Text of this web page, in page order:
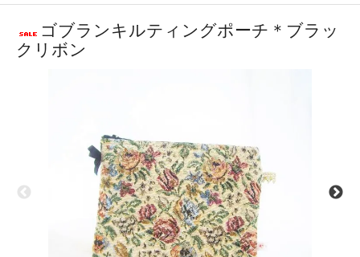
ゴブランキルティングポーチ＊ブラッ
クリボン